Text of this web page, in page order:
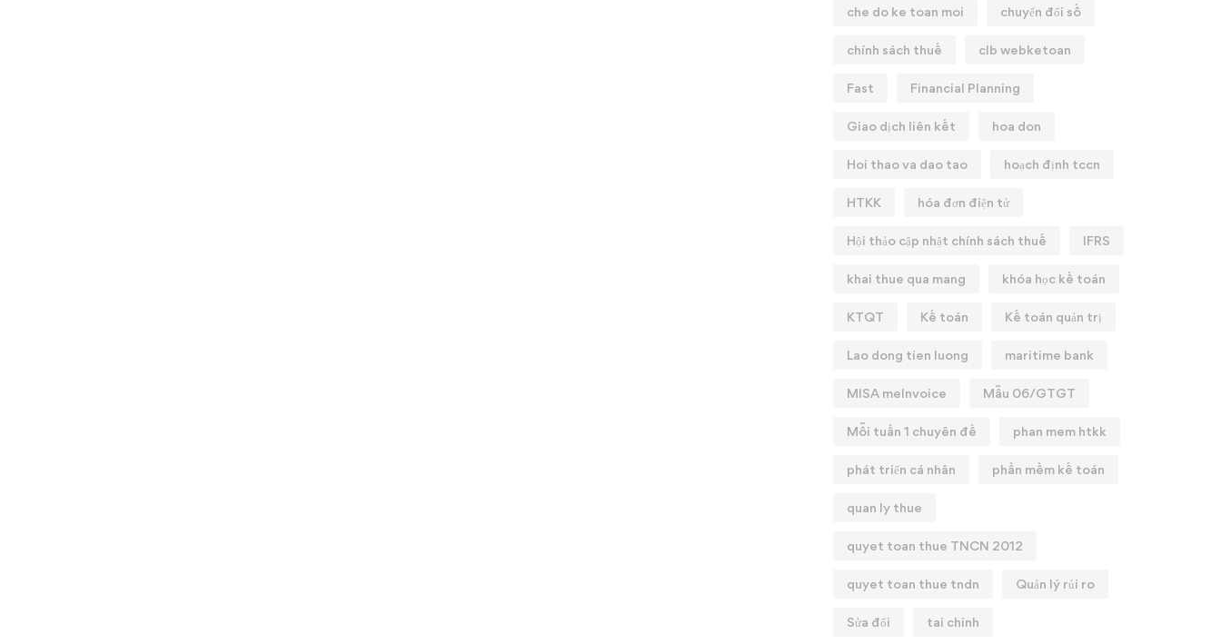
che do ke toan moi chuyển đổi số
chính sách thuế clb webketoan
Fast Financial Planning
Giao dịch liên kết hoa don
Hoi thao va dao tao hoạch định tccn
HTKK hóa đơn điện tử
Hội thảo cập nhật chính sách thuế IFRS
khai thue qua mang khóa học kế toán
KTQT Kế toán Kế toán quản trị
Lao dong tien luong maritime bank
MISA meInvoice Mẫu 06/GTGT
Mỗi tuần 1 chuyên đề phan mem htkk
phát triển cá nhân phần mềm kế toán
quan ly thue
quyet toan thue TNCN 2012
quyet toan thue tndn Quản lý rủi ro
Sửa đổi tai chinh